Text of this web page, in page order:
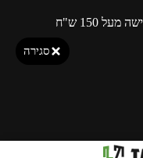
150 ש"ח
סגירה